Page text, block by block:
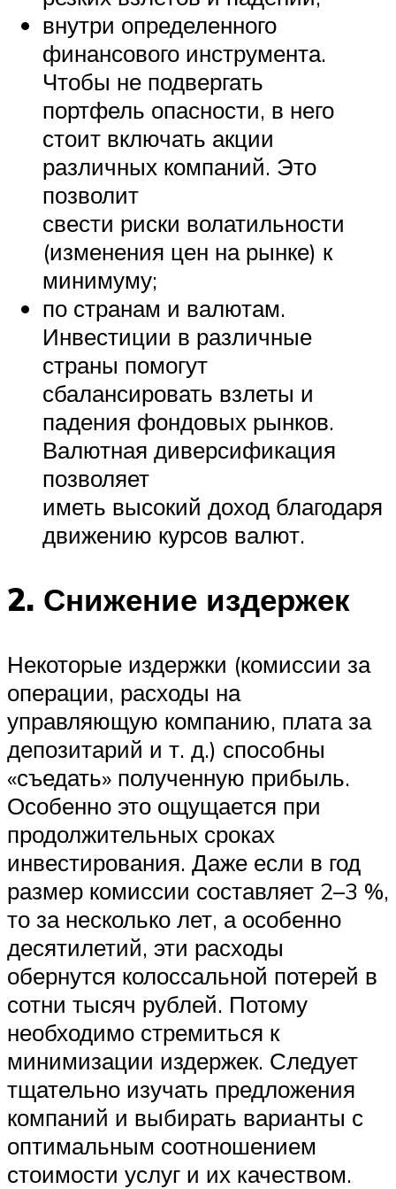
внутри определенного
финансового инструмента.
Чтобы не подвергать
портфель опасности, в него
стоит включать акции
различных компаний. Это
позволит
свести риски волатильности
(изменения цен на рынке) к
минимуму;
по странам и валютам.
Инвестиции в различные
страны помогут
сбалансировать взлеты и
падения фондовых рынков.
Валютная диверсификация
позволяет
иметь высокий доход благодаря
движению курсов валют.
2. Снижение издержек
Некоторые издержки (комиссии за
операции, расходы на
управляющую компанию, плата за
депозитарий и т. д.) способны
«съедать» полученную прибыль.
Особенно это ощущается при
продолжительных сроках
инвестирования. Даже если в год
размер комиссии составляет 2–3 %,
то за несколько лет, а особенно
десятилетий, эти расходы
обернутся колоссальной потерей в
сотни тысяч рублей. Потому
необходимо стремиться к
минимизации издержек. Следует
тщательно изучать предложения
компаний и выбирать варианты с
оптимальным соотношением
стоимости услуг и их качеством.